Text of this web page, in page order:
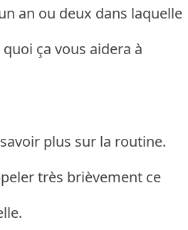
an ou deux dans laquelle
ça vous aidera à
plus sur la routine.
très brièvement ce